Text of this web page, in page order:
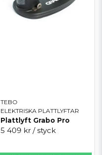
TEBO
ELEKTRISKA PLATTLYFTAR
Plattlyft Grabo Pro
5 409 kr / styck